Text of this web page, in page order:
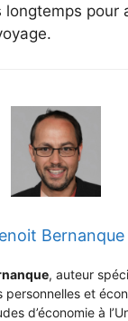
longtemps pour
Bernanque
, auteur
personnelles et
d’économie à